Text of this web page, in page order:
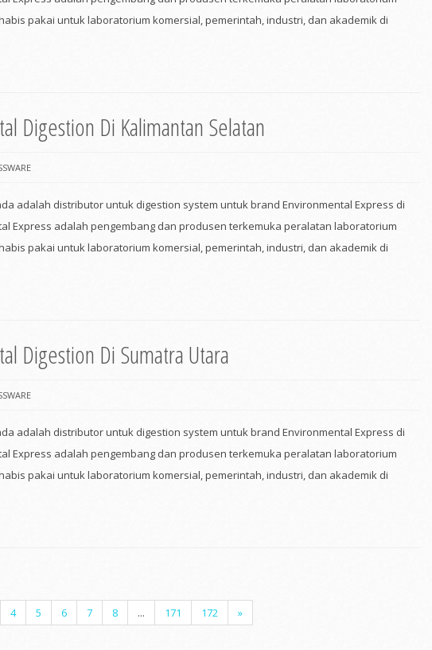
pakai untuk laboratorium komersial, pemerintah, industri, dan akademik di
Digestion Di Kalimantan Selatan
adalah distributor untuk digestion system untuk brand Environmental Express di
Express adalah pengembang dan produsen terkemuka peralatan laboratorium
pakai untuk laboratorium komersial, pemerintah, industri, dan akademik di
Digestion Di Sumatra Utara
adalah distributor untuk digestion system untuk brand Environmental Express di
Express adalah pengembang dan produsen terkemuka peralatan laboratorium
pakai untuk laboratorium komersial, pemerintah, industri, dan akademik di
4 5 6 7 8 ... 171 172 »